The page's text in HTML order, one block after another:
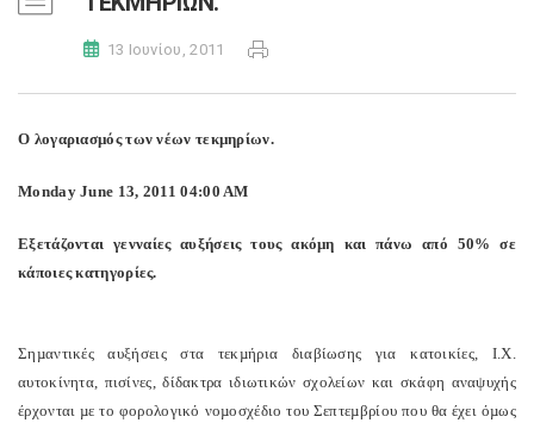
13 Ιουνίου, 2011
Ο λογαριασµός των νέων τεκµηρίων.
Monday June 13, 2011 04:00 AM
Εξετάζονται γενναίες αυξήσεις τους ακόµη και πάνω από 50% σε
κάποιες κατηγορίες.
Σηµαντικές αυξήσεις στα τεκµήρια διαβίωσης για κατοικίες, Ι.Χ.
αυτοκίνητα, πισίνες, δίδακτρα ιδιωτικών σχολείων και σκάφη αναψυχής
έρχονται µε το φορολογικό νοµοσχέδιο του Σεπτεµβρίου που θα έχει όµως